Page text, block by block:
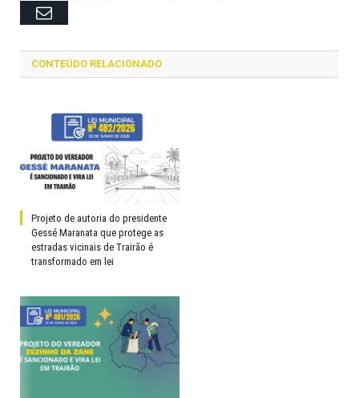
Email
CONTEÚDO RELACIONADO
Projeto de autoria do presidente
Gessé Maranata que protege as
estradas vicinais de Trairão é
transformado em lei